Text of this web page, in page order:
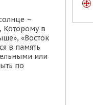
–
Которому в
«Восток
в память
или
по